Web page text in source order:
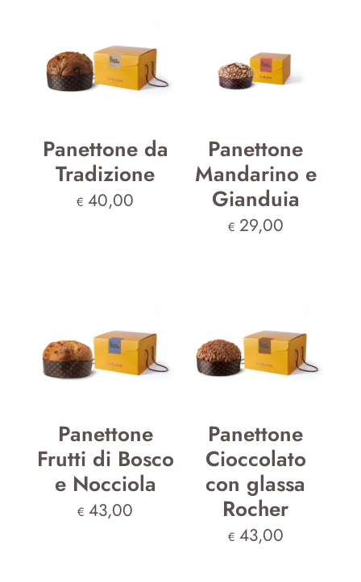
Panettone da
Tradizione
€ 40,00
Panettone
Mandarino e
Gianduia
€ 29,00
Panettone
Frutti di Bosco
e Nocciola
€ 43,00
Panettone
Cioccolato
con glassa
Rocher
€ 43,00